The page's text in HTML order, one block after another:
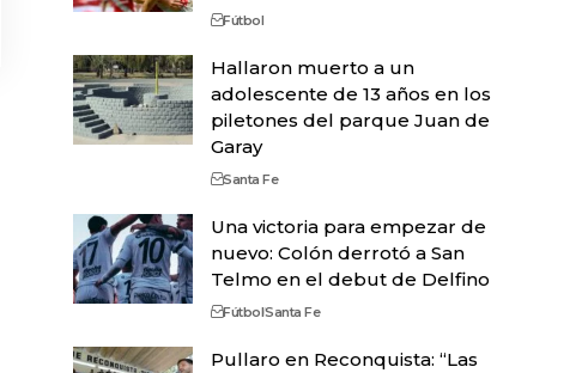
Fútbol
Hallaron muerto a un
adolescente de 13 años en los
piletones del parque Juan de
Garay
Santa Fe
Una victoria para empezar de
nuevo: Colón derrotó a San
Telmo en el debut de Delfino
FútbolSanta Fe
Pullaro en Reconquista: “Las